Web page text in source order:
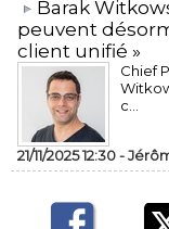
​Barak
peuvent
client unifié »
Chief
c...
21/11/2025 12:30 -